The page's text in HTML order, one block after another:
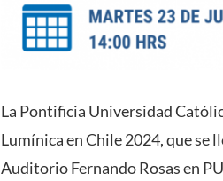
La Pontificia Universidad
Lumínica en Chile 2024, que se
Auditorio Fernando Rosas en